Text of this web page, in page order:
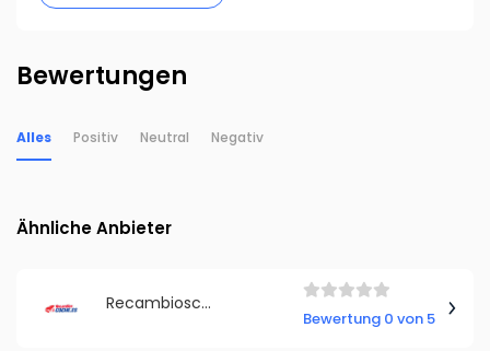
Bewertungen
Alles Positiv Neutral Negativ
Ähnliche Anbieter
Recambioscoche
Bewertung 0 von 5